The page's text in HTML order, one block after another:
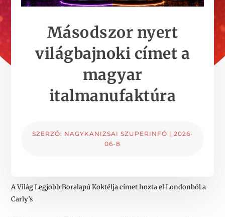
Másodszor nyert
világbajnoki címet a
magyar
italmanufaktúra
SZERZŐ: NAGYKANIZSAI SZUPERINFÓ | 2026-
06-8
A Világ Legjobb Boralapú Koktélja címet hozta el Londonból a
Carly’s